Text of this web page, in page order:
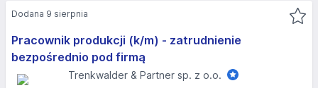
Pracownik produkcji (k/m) - zatrudnienie
bezpośrednio pod firmą
Trenkwalder & Partner sp. z o.o.
Dodana 9 sierpnia